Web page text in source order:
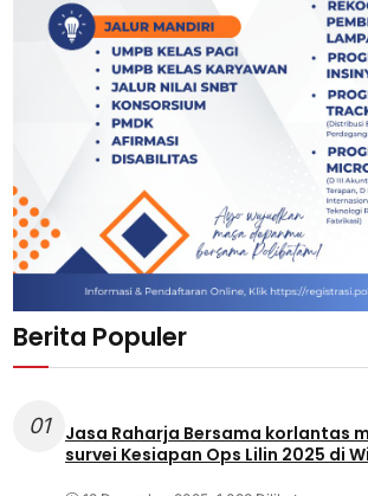
Berita Populer
01
Jasa Raharja Bersama korlantas
survei Kesiapan Ops Lilin 2025 di